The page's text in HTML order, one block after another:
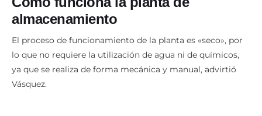
almacenamiento
El proceso de funcionamiento de la planta es «seco», por
lo que no requiere la utilización de agua ni de químicos,
ya que se realiza de forma mecánica y manual, advirtió
Vásquez.